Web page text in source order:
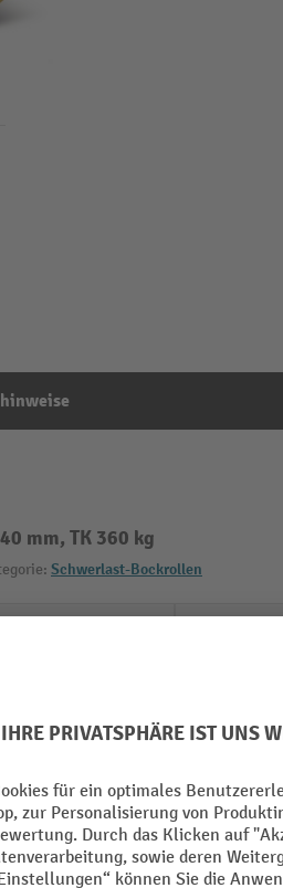
mm, TK 360 kg
Schwerlast-Bockrollen
Rad
Radachse